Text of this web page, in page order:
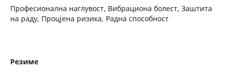
Професионална наглувост, Вибрациона болест, Заштита
на раду, Процјена ризика, Радна способност
Резиме